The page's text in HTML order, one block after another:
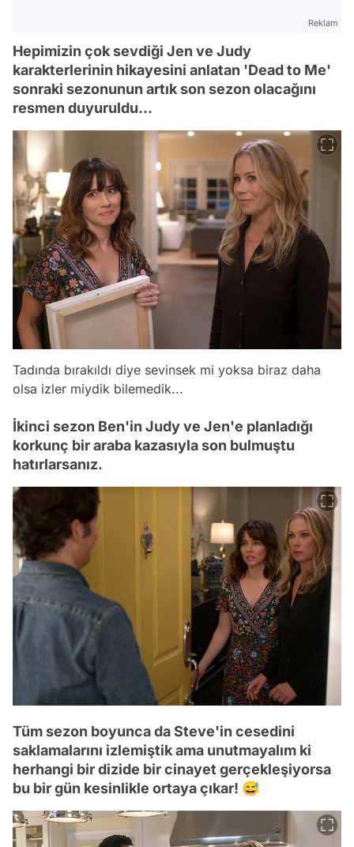
Reklam
Hepimizin çok sevdiği Jen ve Judy
karakterlerinin hikayesini anlatan 'Dead to Me'
sonraki sezonunun artık son sezon olacağını
resmen duyuruldu...
Tadında bırakıldı diye sevinsek mi yoksa biraz daha
olsa izler miydik bilemedik...
İkinci sezon Ben'in Judy ve Jen'e planladığı
korkunç bir araba kazasıyla son bulmuştu
hatırlarsanız.
Tüm sezon boyunca da Steve'in cesedini
saklamalarını izlemiştik ama unutmayalım ki
herhangi bir dizide bir cinayet gerçekleşiyorsa
bu bir gün kesinlikle ortaya çıkar! 😅